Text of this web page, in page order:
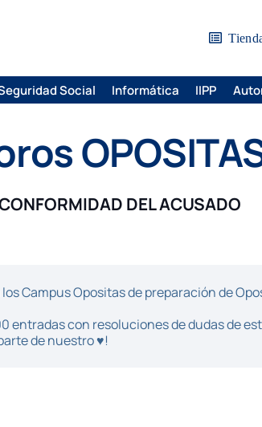
Social Informática IIPP
DEL ACUSADO
Campus Opositas de preparación de
entradas con resoluciones de dudas de
de nuestro ♥!